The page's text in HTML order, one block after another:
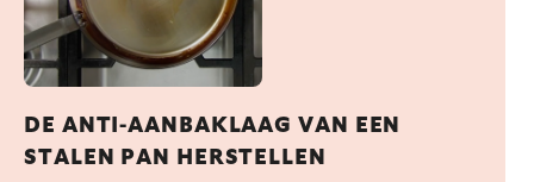
DE ANTI-AANBAKLAAG VAN EEN
STALEN PAN HERSTELLEN